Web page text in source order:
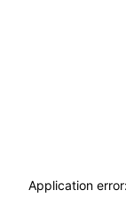
Application